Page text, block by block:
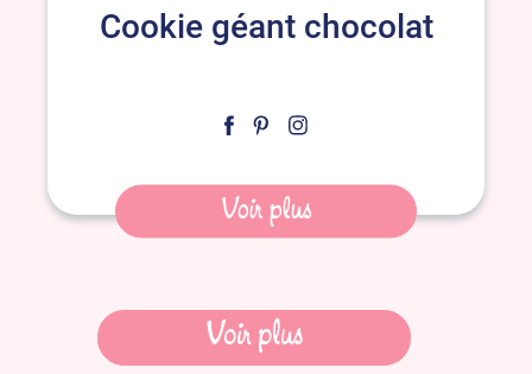
Cookie géant chocolat
Voir plus
NavigationVoir plus